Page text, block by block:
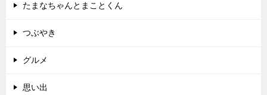
たまなちゃんとまことくん
つぶやき
グルメ
思い出